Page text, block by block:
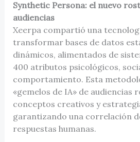
Synthetic Persona: el nuevo
audiencias
Xeerpa compartió una
transformar bases de datos
dinámicos, alimentados de
400 atributos psicológicos,
comportamiento. Esta
«gemelos de IA» de audiencias
conceptos creativos y
garantizando una correlación
respuestas humanas.